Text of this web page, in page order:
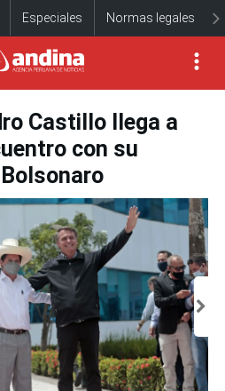
Especiales Normas legales
Castillo llega a
con su